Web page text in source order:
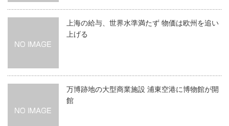
上海の給与、世界水準満たず 物価は欧州を追い
上げる
万博跡地の大型商業施設 浦東空港に博物館が開
館